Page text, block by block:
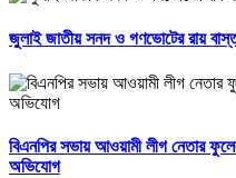
জুলাই জাতীয় সনদ ও গণভোটের রায়
বিএনপির সভায় আওয়ামী লীগ নেতার
অভিযোগ